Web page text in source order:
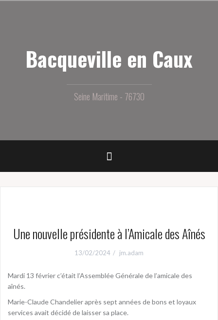
Bacqueville en Caux
Seine Maritime - 76730
Une nouvelle présidente à l’Amicale des Aînés
13/02/2024 jm.adam
Mardi 13 février c’était l’Assemblée Générale de l’amicale des
aînés.
Marie-Claude Chandelier après sept années de bons et loyaux
services avait décidé de laisser sa place.